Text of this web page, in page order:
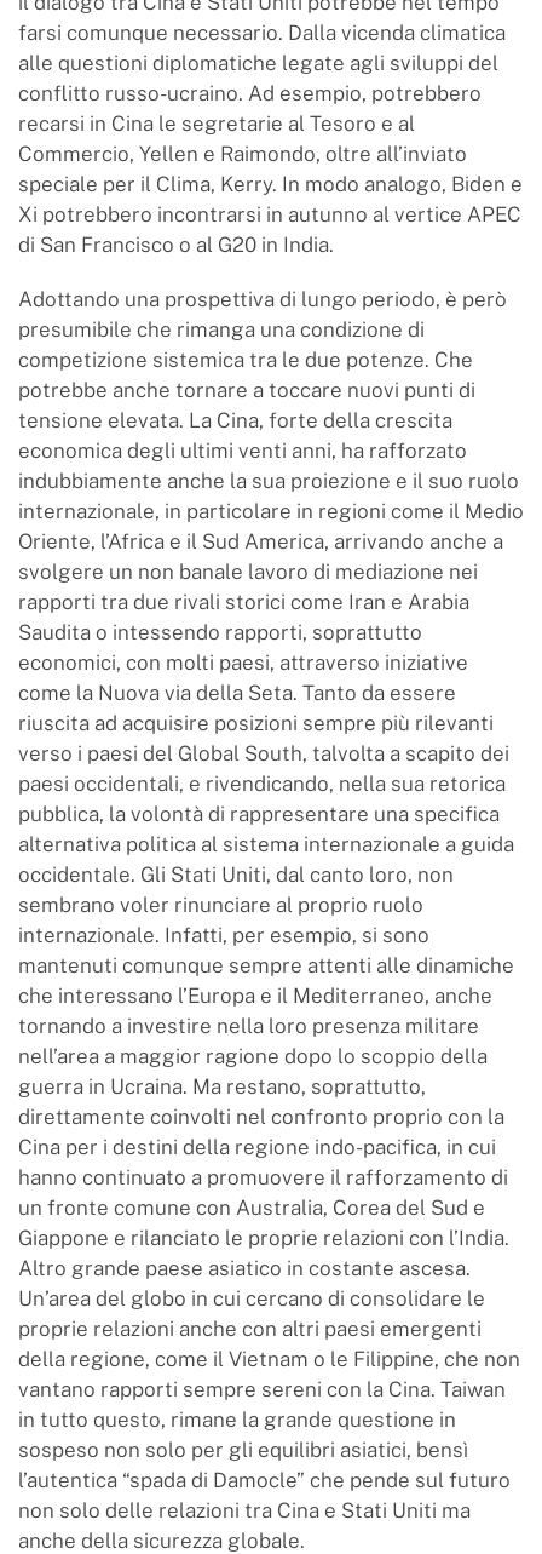
farsi comunque necessario. Dalla vicenda climatica
alle questioni diplomatiche legate agli sviluppi del
conflitto russo-ucraino. Ad esempio, potrebbero
recarsi in Cina le segretarie al Tesoro e al
Commercio, Yellen e Raimondo, oltre all’inviato
speciale per il Clima, Kerry. In modo analogo, Biden e
Xi potrebbero incontrarsi in autunno al vertice APEC
di San Francisco o al G20 in India.
Adottando una prospettiva di lungo periodo, è però
presumibile che rimanga una condizione di
competizione sistemica tra le due potenze. Che
potrebbe anche tornare a toccare nuovi punti di
tensione elevata. La Cina, forte della crescita
economica degli ultimi venti anni, ha rafforzato
indubbiamente anche la sua proiezione e il suo ruolo
internazionale, in particolare in regioni come il Medio
Oriente, l’Africa e il Sud America, arrivando anche a
svolgere un non banale lavoro di mediazione nei
rapporti tra due rivali storici come Iran e Arabia
Saudita o intessendo rapporti, soprattutto
economici, con molti paesi, attraverso iniziative
come la Nuova via della Seta. Tanto da essere
riuscita ad acquisire posizioni sempre più rilevanti
verso i paesi del Global South, talvolta a scapito dei
paesi occidentali, e rivendicando, nella sua retorica
pubblica, la volontà di rappresentare una specifica
alternativa politica al sistema internazionale a guida
occidentale. Gli Stati Uniti, dal canto loro, non
sembrano voler rinunciare al proprio ruolo
internazionale. Infatti, per esempio, si sono
mantenuti comunque sempre attenti alle dinamiche
che interessano l’Europa e il Mediterraneo, anche
tornando a investire nella loro presenza militare
nell’area a maggior ragione dopo lo scoppio della
guerra in Ucraina. Ma restano, soprattutto,
direttamente coinvolti nel confronto proprio con la
Cina per i destini della regione indo-pacifica, in cui
hanno continuato a promuovere il rafforzamento di
un fronte comune con Australia, Corea del Sud e
Giappone e rilanciato le proprie relazioni con l’India.
Altro grande paese asiatico in costante ascesa.
Un’area del globo in cui cercano di consolidare le
proprie relazioni anche con altri paesi emergenti
della regione, come il Vietnam o le Filippine, che non
vantano rapporti sempre sereni con la Cina. Taiwan
in tutto questo, rimane la grande questione in
sospeso non solo per gli equilibri asiatici, bensì
l’autentica “spada di Damocle” che pende sul futuro
non solo delle relazioni tra Cina e Stati Uniti ma
anche della sicurezza globale.